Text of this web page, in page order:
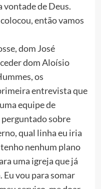
vontade de Deus.
então vamos
dom José
dom Aloísio
os
entrevista que
equipe de
sobre
qual linha eu iria
tenho nenhum plano
uma igreja que já
vou para somar